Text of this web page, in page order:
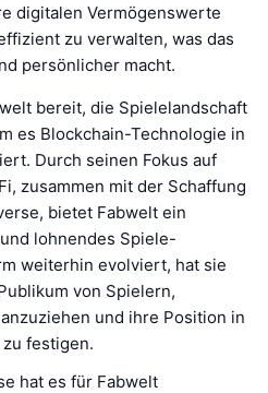
digitalen Vermögenswerte
zu verwalten, was das
persönlicher macht.
bereit, die Spielelandschaft
es Blockchain-Technologie in
Durch seinen Fokus auf
zusammen mit der Schaffung
bietet Fabwelt ein
lohnendes Spiele-
weiterhin evolviert, hat sie
von Spielern,
und ihre Position in
festigen.
hat es für Fabwelt